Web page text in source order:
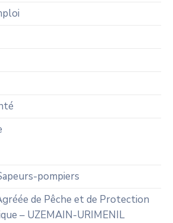
pompiers
de Pêche et de Protection
– UZEMAIN-URIMENIL